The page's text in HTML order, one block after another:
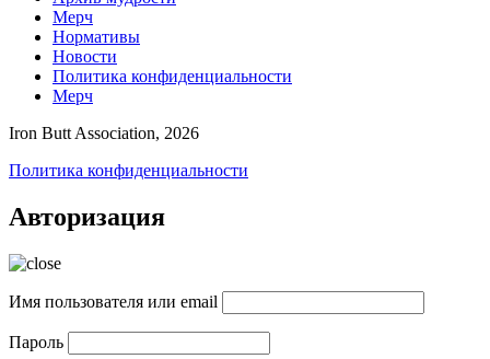
Мерч
Нормативы
Новости
Политика конфиденциальности
Мерч
Iron Butt Association, 2026
Политика конфиденциальности
Авторизация
Имя пользователя или email
Пароль